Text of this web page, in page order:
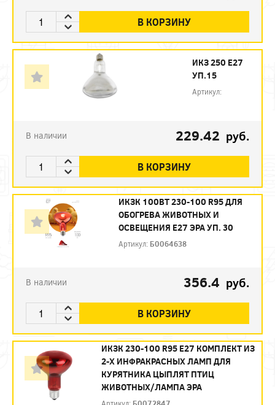
В КОРЗИНУ
ИКЗ 250 Е27
УП.15
Артикул:
В наличии 229.42 руб.
В КОРЗИНУ
ИКЗК 100ВТ 230-100 R95 ДЛЯ
ОБОГРЕВА ЖИВОТНЫХ И
ОСВЕЩЕНИЯ Е27 ЭРА УП. 30
Артикул: Б0064638
В наличии 356.4 руб.
В КОРЗИНУ
ИКЗК 230-100 R95 E27 КОМПЛЕКТ ИЗ
2-Х ИНФРАКРАСНЫХ ЛАМП ДЛЯ
КУРЯТНИКА ЦЫПЛЯТ ПТИЦ
ЖИВОТНЫХ/ЛАМПА ЭРА